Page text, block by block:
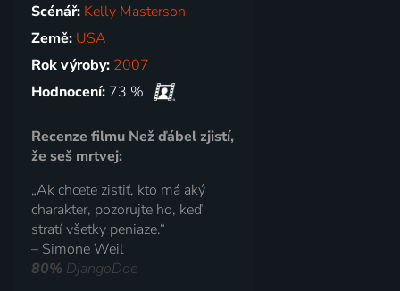
Scénář: Kelly Masterson
Země: USA
Rok výroby: 2007
Hodnocení: 73 %
Recenze filmu Než ďábel zjistí,
že seš mrtvej:
„Ak chcete zistiť, kto má aký
charakter, pozorujte ho, keď
stratí všetky peniaze.“
– Simone Weil
80% DjangoDoe